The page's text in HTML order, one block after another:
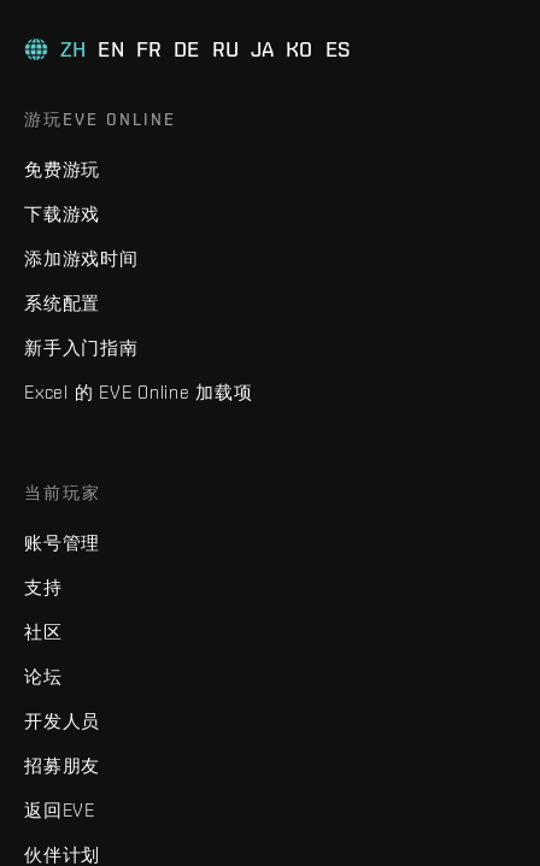
ZH EN FR DE RU JA KO ES
游玩EVE ONLINE
免费游玩
下载游戏
添加游戏时间
系统配置
新手入门指南
Excel 的 EVE Online 加载项
当前玩家
账号管理
支持
社区
论坛
开发人员
招募朋友
返回EVE
伙伴计划